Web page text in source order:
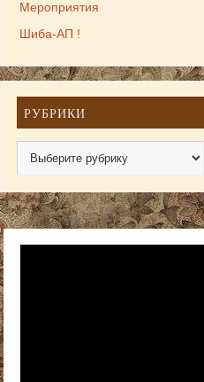
Мероприятия
Шиба-АП !
РУБРИКИ